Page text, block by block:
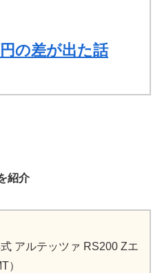
の差が出た話
紹介
アルテッツァ RS200 Zエ
）